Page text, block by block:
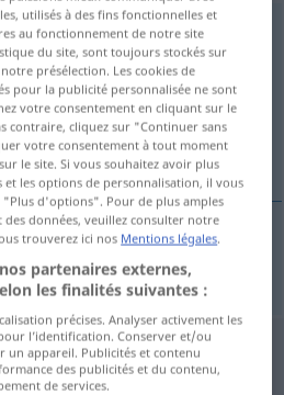
les traductions
sur/touchez la traduction)
Familiengericht JUR
utilisés à des fins fonctionnelles et
au fonctionnement de notre site
du site, sont toujours stockés sur
présélection. Les cookies de
pour la publicité personnalisée ne sont
votre consentement en cliquant sur le
contraire, cliquez sur "Continuer sans
votre consentement à tout moment
le site. Si vous souhaitez avoir plus
les options de personnalisation, il vous
d'options". Pour de plus amples
données, veuillez consulter notre
trouverez ici nos Mentions légales.
partenaires externes,
les finalités suivantes :
précises. Analyser activement les
l’identification. Conserver et/ou
un appareil. Publicités et contenu
des publicités et du contenu,
de services.